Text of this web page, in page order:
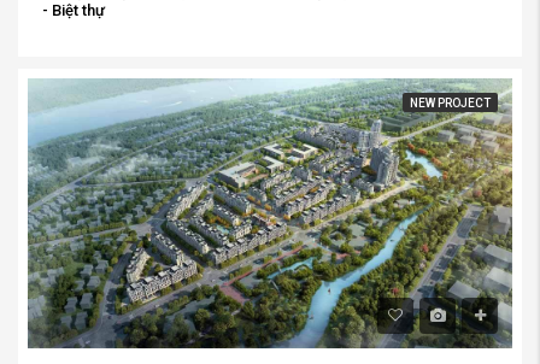
- Biệt thự
NEW PROJECT